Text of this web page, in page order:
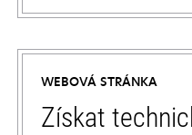
WEBOVÁ STRÁNKA
Získat